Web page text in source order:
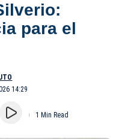
para el
14:29
1 Min Read